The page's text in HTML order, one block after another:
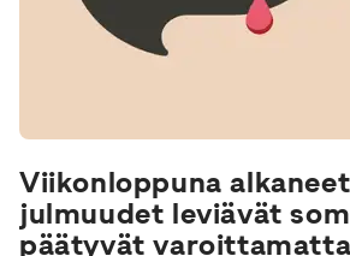
Viikonloppuna
julmuudet leviävät
päätyvät